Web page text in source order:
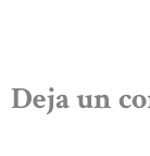
Deja un